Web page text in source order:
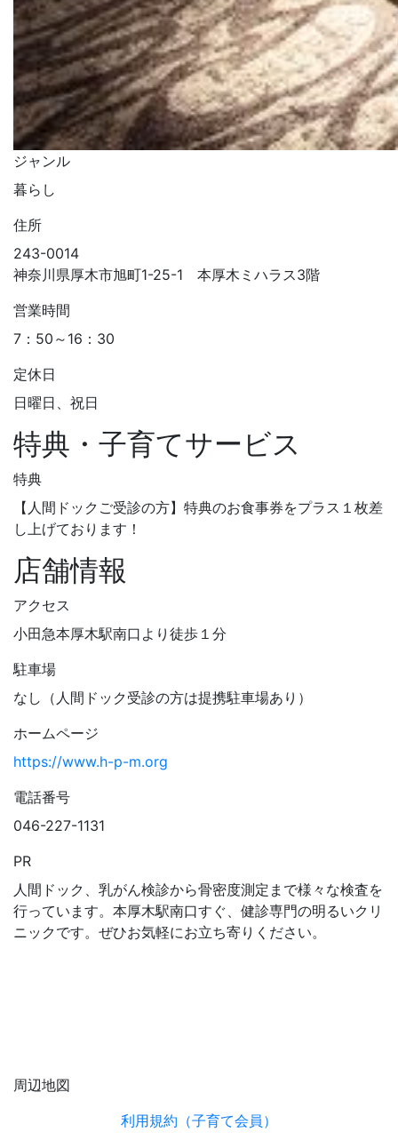
ジャンル
暮らし
住所
243-0014
神奈川県厚木市旭町1-25-1 本厚木ミハラス3階
営業時間
7：50～16：30
定休日
日曜日、祝日
特典・子育てサービス
特典
【人間ドックご受診の方】特典のお食事券をプラス１枚差
し上げております！
店舗情報
アクセス
小田急本厚木駅南口より徒歩１分
駐車場
なし（人間ドック受診の方は提携駐車場あり）
ホームページ
https://www.h-p-m.org
電話番号
046-227-1131
PR
人間ドック、乳がん検診から骨密度測定まで様々な検査を
行っています。本厚木駅南口すぐ、健診専門の明るいクリ
ニックです。ぜひお気軽にお立ち寄りください。
周辺地図
利用規約（子育て会員）